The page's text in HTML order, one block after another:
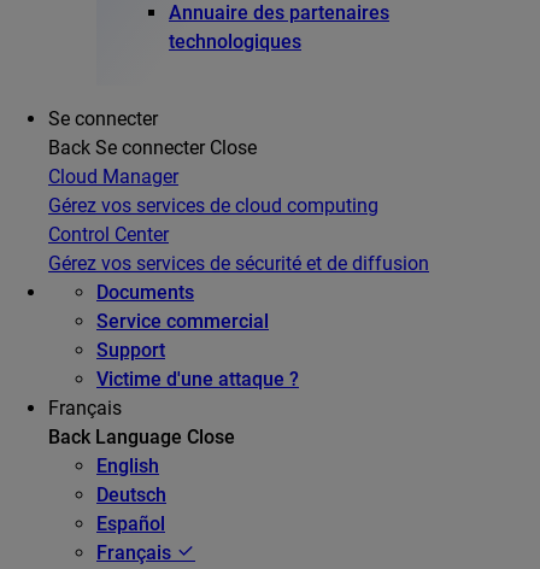
Annuaire des partenaires
technologiques
Se connecter
Back Se connecter Close
Cloud Manager
Gérez vos services de cloud computing
Control Center
Gérez vos services de sécurité et de diffusion
Documents
Service commercial
Support
Victime d'une attaque ?
Français
Back Language Close
English
Deutsch
Español
Français